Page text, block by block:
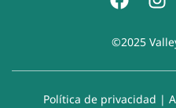
©2025
Política de privacidad |